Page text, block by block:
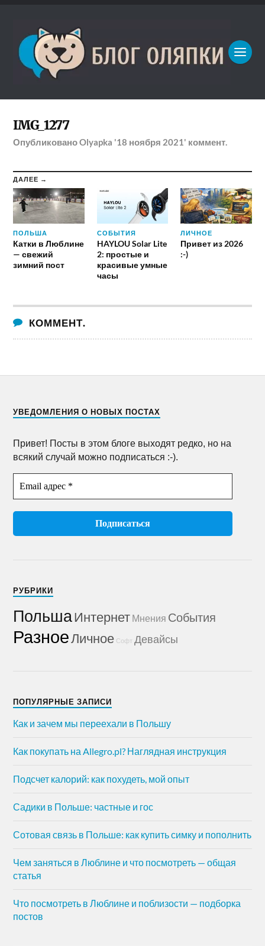
IMG_1277
ОпубликованоOlyapka '18 ноября 2021' коммент.
ДАЛЕЕ →
ПОЛЬША
Катки в Люблине
— свежий
зимний пост
СОБЫТИЯ
HAYLOU Solar Lite
2: простые и
красивые умные
часы
ЛИЧНОЕ
Привет из 2026
:-)
КОММЕНТ.
УВЕДОМЛЕНИЯ О НОВЫХ ПОСТАХ
Привет! Посты в этом блоге выходят редко, но на
всякий случай можно подписаться :-).
РУБРИКИ
ПольшаИнтернет Мнения События
РазноеЛичное Софт Девайсы
ПОПУЛЯРНЫЕ ЗАПИСИ
Как и зачем мы переехали в Польшу
Как покупать на Allegro.pl? Наглядная инструкция
Подсчет калорий: как похудеть, мой опыт
Садики в Польше: частные и гос
Сотовая связь в Польше: как купить симку и пополнить
Чем заняться в Люблине и что посмотреть — общая
статья
Что посмотреть в Люблине и поблизости — подборка
постов